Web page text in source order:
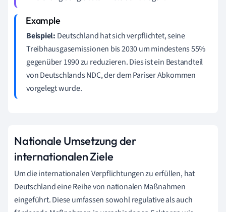
Beispiel: Deutschland hat sich verpflichtet, seine
Treibhausgasemissionen bis 2030 um mindestens 55%
gegenüber 1990 zu reduzieren. Dies ist ein Bestandteil
von Deutschlands NDC, der dem Pariser Abkommen
vorgelegt wurde.
Nationale Umsetzung der
internationalen Ziele
Um die internationalen Verpflichtungen zu erfüllen, hat
Deutschland eine Reihe von nationalen Maßnahmen
eingeführt. Diese umfassen sowohl regulative als auch